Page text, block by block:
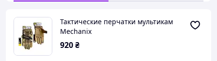
Тактические перчатки мультикам
Mechanix
920₴